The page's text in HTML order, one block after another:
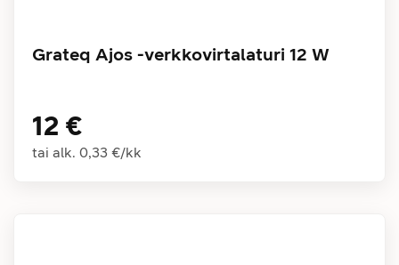
Grateq Ajos -verkkovirtalaturi 12 W
12 €
tai alk. 0,33 €/kk